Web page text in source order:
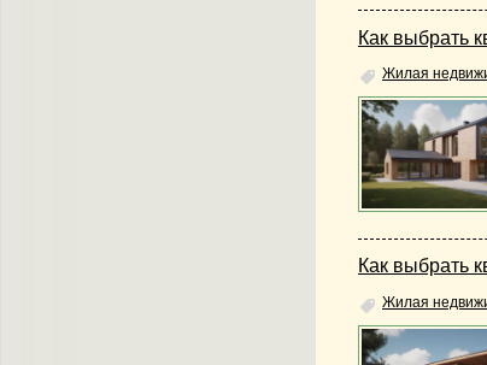
Как выбрать
Жилая
Как выбрать
Жилая